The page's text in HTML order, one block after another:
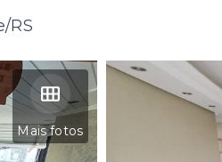
RS
Mais fotos